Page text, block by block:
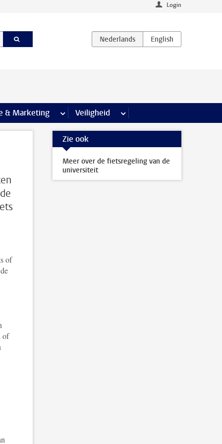
Login
& Marketing meer Communicatie & Marketing pagina’s
Veiligheid meer Veiligheid pagina’s
of
of
Zie ook
Meer over de fietsregeling van de
universiteit